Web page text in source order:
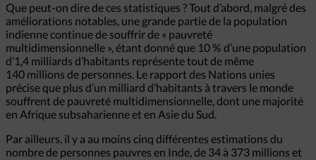
Que peut-on dire de ces statistiques ? Tout d’abord, malgré des
améliorations notables, une grande partie de la population
indienne continue de souffrir de « pauvreté
multidimensionnelle », étant donné que 10 % d’une population
d’1,4 milliards d’habitants représente tout de même
140 millions de personnes. Le rapport des Nations unies
précise que plus d’un milliard d’habitants à travers le monde
souffrent de pauvreté multidimensionnelle, dont une majorité
en Afrique subsaharienne et en Asie du Sud.
Par ailleurs, il y a au moins cinq différentes estimations du
nombre de personnes pauvres en Inde, de 34 à 373 millions et